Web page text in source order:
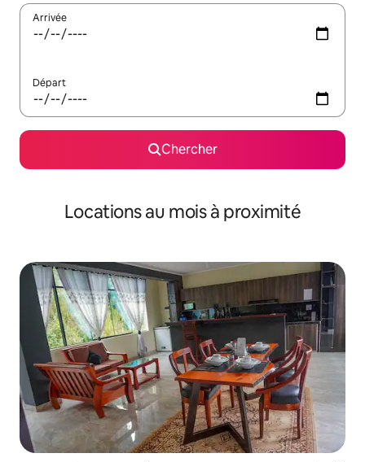
Arrivée
Départ
Chercher
Locations au mois à proximité